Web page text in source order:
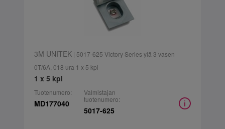
3M UNITEK| 5017-625 Victory Series ylä 3 vasen
0T/6A, 018 ura 1 x 5 kpl
1 x 5 kpl
Tuotenumero:
MD177040
Valmistajan
tuotenumero:
5017-625